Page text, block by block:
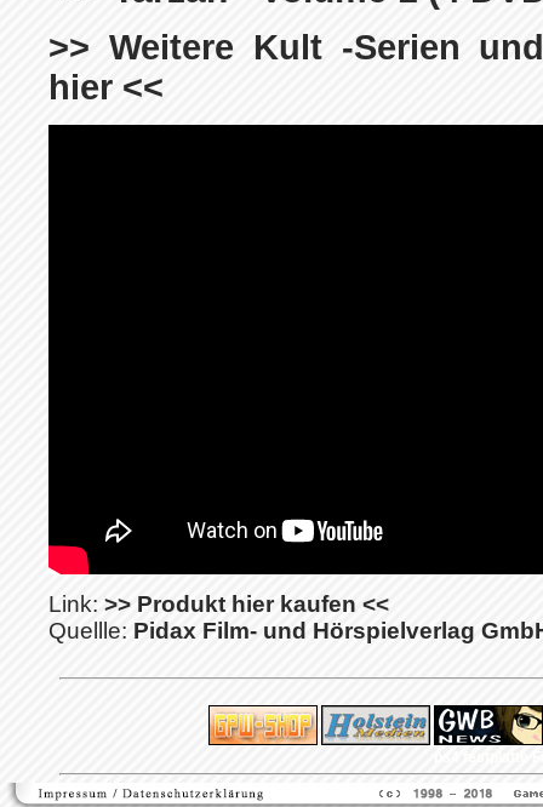
>> Weitere Kult -Serien
hier <<
Link: >> Produkt hier kaufen <<
Quellle: Pidax Film- und Hörspielverlag